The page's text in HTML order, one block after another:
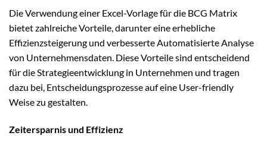
Die Verwendung einer Excel-Vorlage für die BCG Matrix
bietet zahlreiche Vorteile, darunter eine erhebliche
Effizienzsteigerung und verbesserte Automatisierte Analyse
von Unternehmensdaten. Diese Vorteile sind entscheidend
für die Strategieentwicklung in Unternehmen und tragen
dazu bei, Entscheidungsprozesse auf eine User-friendly
Weise zu gestalten.
Zeitersparnis und Effizienz